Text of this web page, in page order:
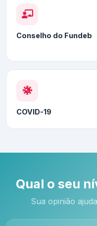
Conselho do Fundeb
COVID-19
Qual o seu
Sua opinião